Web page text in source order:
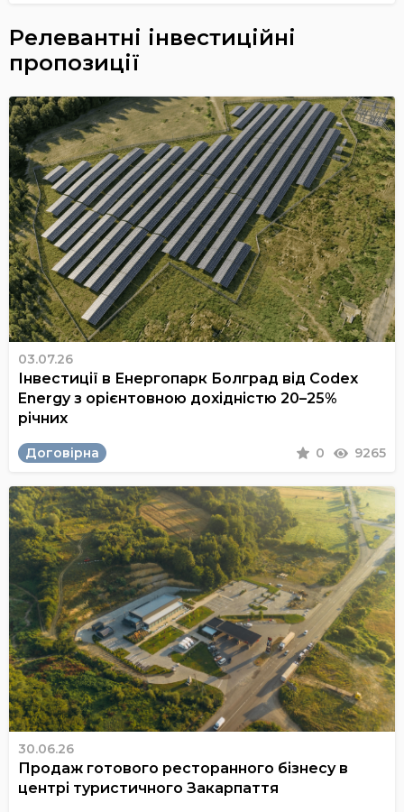
Релевантні інвестиційні
пропозиції
03.07.26
Інвестиції в Енергопарк Болград від Codex
Energy з орієнтовною дохідністю 20–25%
річних
Договірна 0 9265
30.06.26
Продаж готового ресторанного бізнесу в
центрі туристичного Закарпаття